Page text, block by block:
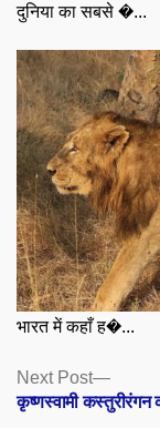
दुनिया का सबसे �...
भारत में कहाँ ह�...
Posts
navigation
Next Post
Next
post:
कृष्णस्वामी कस्तुरीरंगन